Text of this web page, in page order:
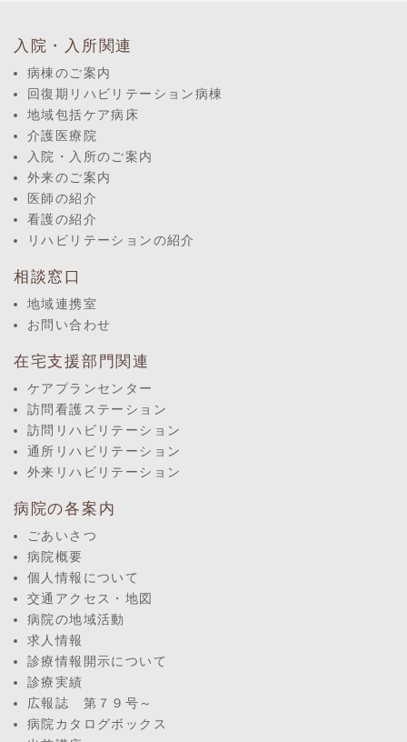
入院・入所関連
病棟のご案内
回復期リハビリテーション病棟
地域包括ケア病床
介護医療院
入院・入所のご案内
外来のご案内
医師の紹介
看護の紹介
リハビリテーションの紹介
相談窓口
地域連携室
お問い合わせ
在宅支援部門関連
ケアプランセンター
訪問看護ステーション
訪問リハビリテーション
通所リハビリテーション
外来リハビリテーション
病院の各案内
ごあいさつ
病院概要
個人情報について
交通アクセス・地図
病院の地域活動
求人情報
診療情報開示について
診療実績
広報誌 第７９号～
病院カタログボックス